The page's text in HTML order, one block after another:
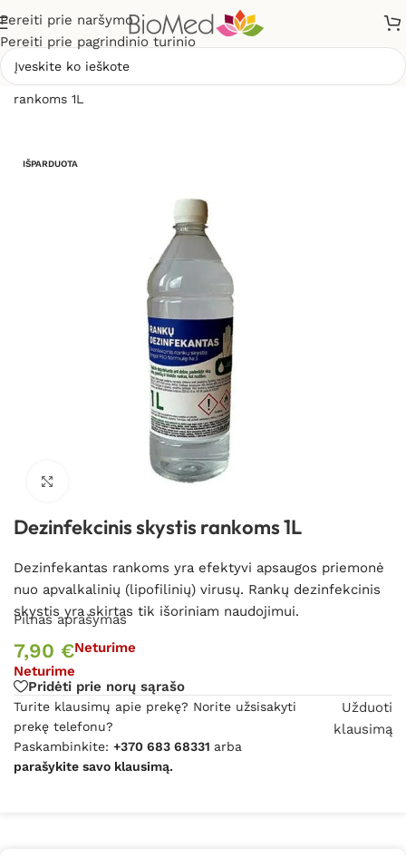
Pereiti prie naršymo
Pereiti prie pagrindinio turinio
rankoms 1L
IŠPARDUOTA
Spustelėkite, kad padidintumėte
Dezinfekcinis skystis rankoms 1L
Dezinfekantas rankoms yra efektyvi apsaugos priemonė
nuo apvalkalinių (lipofilinių) virusų. Rankų dezinfekcinis
skystis yra skirtas tik išoriniam naudojimui.
Pilnas aprašymas
7,90 €Neturime
Neturime
Pridėti prie norų sąrašo
Turite klausimų apie prekę? Norite užsisakyti
prekę telefonu?
Paskambinkite: +370 683 68331 arba
parašykite savo klausimą.
Užduoti
klausimą